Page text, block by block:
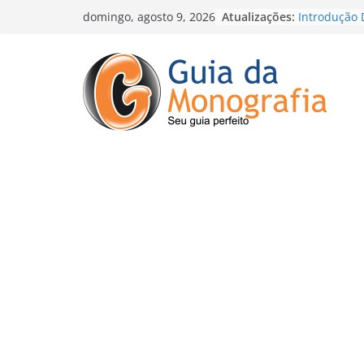
domingo, agosto 9, 2026 Atualizações: Escrever
Arruinando
Posso